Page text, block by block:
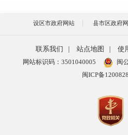
信息。
具体信息目录在福州市仓山
http://
设区市政府网站 县市区政府
联系我们 | 站点地图 | 使
网站标识码：3501040005
闽
闽ICP备